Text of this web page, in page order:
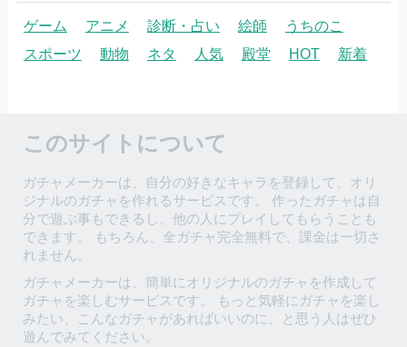
ゲーム アニメ 診断・占い 絵師
うちのこ
スポーツ
動物 ネタ 人気 殿堂 HOT 新着
このサイトについて
ガチャメーカーは、自分の好きなキャラを登録して、オリ
ジナルのガチャを作れるサービスです。 作ったガチャは自
分で遊ぶ事もできるし、他の人にプレイしてもらうことも
できます。 もちろん、全ガチャ完全無料で、課金は一切さ
れません。
ガチャメーカーは、簡単にオリジナルのガチャを作成して
ガチャを楽しむサービスです。 もっと気軽にガチャを楽し
みたい、こんなガチャがあればいいのに、と思う人はぜひ
遊んでみてください。